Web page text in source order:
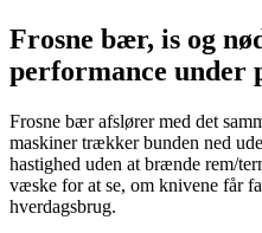
Frosne bær, is og
performance under
Frosne bær afslører med det
maskiner trækker bunden ned
hastighed uden at brænde rem/
væske for at se, om knivene får
hverdagsbrug.